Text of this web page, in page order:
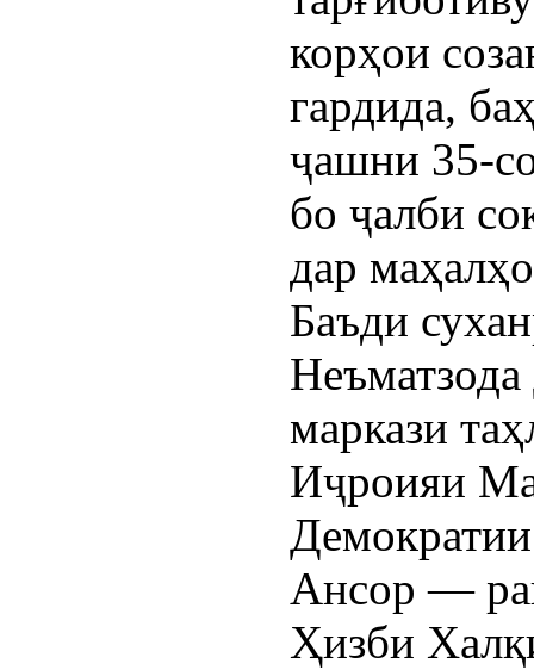
корҳои
гардида,
ҷашни 35-
бо ҷалби
дар
Баъди
маркази
Иҷроияи
Ансор —
Ҳизби